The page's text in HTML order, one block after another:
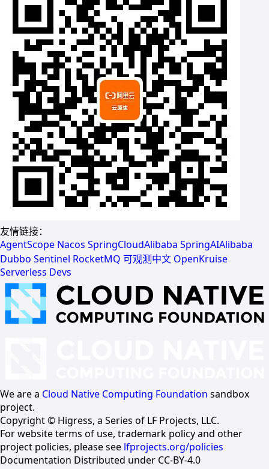
友情链接：
AgentScope Nacos SpringCloudAlibaba SpringAIAlibaba
Dubbo Sentinel RocketMQ 可观测中文 OpenKruise
Serverless Devs
We are a Cloud Native Computing Foundation sandbox
project.
Copyright © Higress, a Series of LF Projects, LLC.
For website terms of use, trademark policy and other
project policies, please see lfprojects.org/policies
Documentation Distributed under CC-BY-4.0